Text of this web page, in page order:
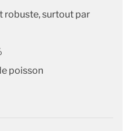
robuste, surtout par
poisson